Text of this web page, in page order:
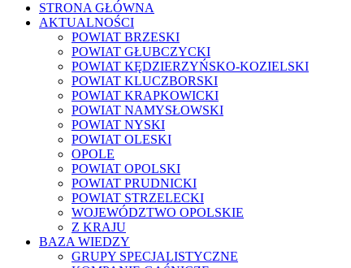
STRONA GŁÓWNA
AKTUALNOŚCI
POWIAT BRZESKI
POWIAT GŁUBCZYCKI
POWIAT KĘDZIERZYŃSKO-KOZIELSKI
POWIAT KLUCZBORSKI
POWIAT KRAPKOWICKI
POWIAT NAMYSŁOWSKI
POWIAT NYSKI
POWIAT OLESKI
OPOLE
POWIAT OPOLSKI
POWIAT PRUDNICKI
POWIAT STRZELECKI
WOJEWÓDZTWO OPOLSKIE
Z KRAJU
BAZA WIEDZY
GRUPY SPECJALISTYCZNE